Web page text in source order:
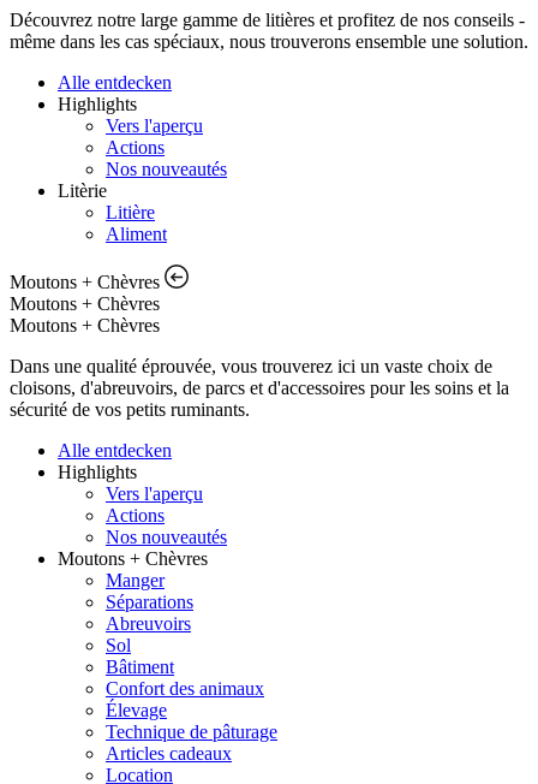
Découvrez notre large gamme de litières et profitez de nos conseils -
même dans les cas spéciaux, nous trouverons ensemble une solution.
Alle entdecken
Highlights
Vers l'aperçu
Actions
Nos nouveautés
Litèrie
Litière
Aliment
Moutons + Chèvres
Moutons + Chèvres
Moutons + Chèvres
Dans une qualité éprouvée, vous trouverez ici un vaste choix de
cloisons, d'abreuvoirs, de parcs et d'accessoires pour les soins et la
sécurité de vos petits ruminants.
Alle entdecken
Highlights
Vers l'aperçu
Actions
Nos nouveautés
Moutons + Chèvres
Manger
Séparations
Abreuvoirs
Sol
Bâtiment
Confort des animaux
Élevage
Technique de pâturage
Articles cadeaux
Location